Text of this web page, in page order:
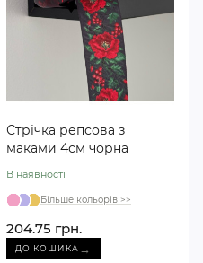
Стрічка репсова з
маками 4см чорна
В наявності
Більше кольорів >>
204.75 грн.
ДО КОШИКА →